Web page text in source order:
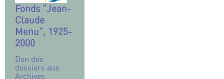
Fonds "Jean-
Claude
Menu", 1925-
2000
Don des
dossiers aux
Archives